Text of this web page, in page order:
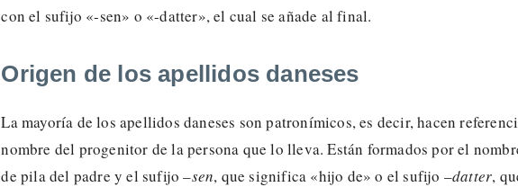
con el sufijo «-sen» o «-datter», el cual se añade al final.
Origen de los apellidos daneses
La mayoría de los apellidos daneses son patronímicos, es decir, hacen
nombre del progenitor de la persona que lo lleva. Están formados por el
de pila del padre y el sufijo –sen, que significa «hijo de» o el sufijo –datter,